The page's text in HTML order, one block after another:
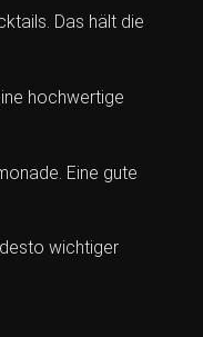
Das hält die
hochwertige
Eine gute
wichtiger